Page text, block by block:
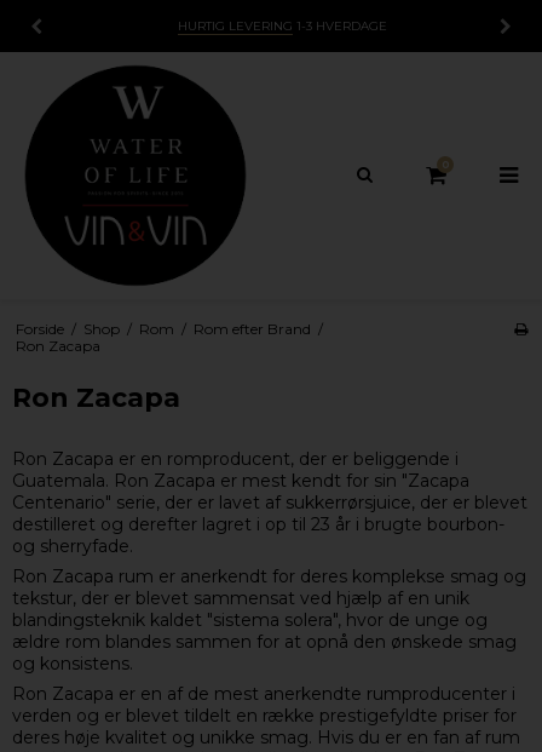
HURTIG LEVERING 1-3 HVERDAGE
0
Forside / Shop / Rom / Rom efter Brand /
Ron Zacapa
Ron Zacapa
Ron Zacapa er en romproducent, der er beliggende i
Guatemala. Ron Zacapa er mest kendt for sin "Zacapa
Centenario" serie, der er lavet af sukkerrørsjuice, der er blevet
destilleret og derefter lagret i op til 23 år i brugte bourbon-
og sherryfade.
Ron Zacapa rum er anerkendt for deres komplekse smag og
tekstur, der er blevet sammensat ved hjælp af en unik
blandingsteknik kaldet "sistema solera", hvor de unge og
ældre rom blandes sammen for at opnå den ønskede smag
og konsistens.
Ron Zacapa er en af de mest anerkendte rumproducenter i
verden og er blevet tildelt en række prestigefyldte priser for
deres høje kvalitet og unikke smag. Hvis du er en fan af rum